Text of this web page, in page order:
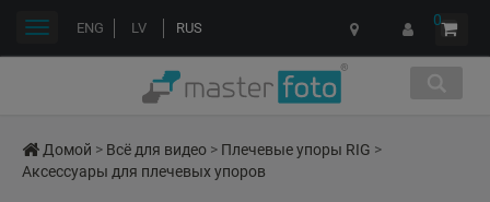
ENG LV RUS 0
Переключить
Домой > Всё для видео > Плечевые упоры RIG >
Аксессуары для плечевых упоров